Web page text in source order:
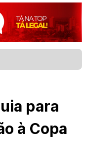
para
à Copa